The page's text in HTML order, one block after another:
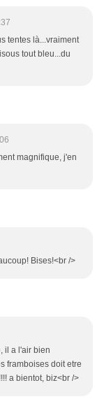
tentes là...vraiment
tout bleu...du
magnifique, j'en
Bises!<br />
il a l'air bien
framboises doit etre
a bientot, biz<br />